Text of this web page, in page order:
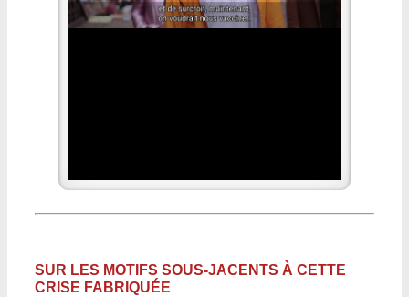
SUR LES MOTIFS SOUS-JACENTS À CETTE
CRISE FABRIQUÉE